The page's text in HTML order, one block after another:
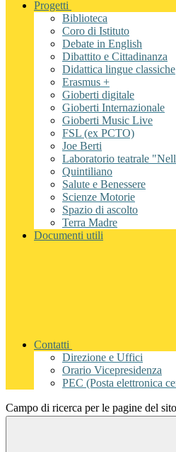
Progetti
Biblioteca
Coro di Istituto
Debate in English
Dibattito e Cittadinanza
Didattica lingue classiche
Erasmus +
Gioberti digitale
Gioberti Internazionale
Gioberti Music Live
FSL (ex PCTO)
Joe Berti
Laboratorio teatrale
Quintiliano
Salute e Benessere
Scienze Motorie
Spazio di ascolto
Terra Madre
Documenti utili
Contatti
Direzione e Uffici
Orario Vicepresidenza
PEC (Posta elettronica
Campo di ricerca per le pagine del sito